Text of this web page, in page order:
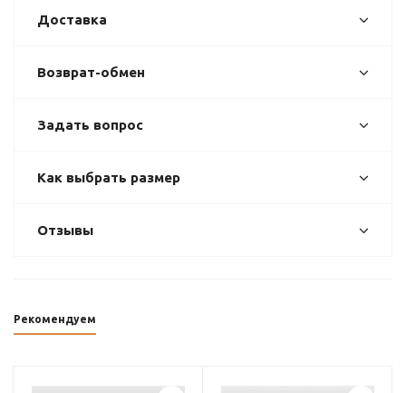
Доставка
Возврат-обмен
Задать вопрос
Как выбрать размер
Отзывы
Рекомендуем